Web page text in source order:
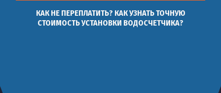
КАК НЕ ПЕРЕПЛАТИТЬ? КАК УЗНАТЬ ТОЧНУЮ
СТОИМОСТЬ УСТАНОВКИ ВОДОСЧЕТЧИКА?